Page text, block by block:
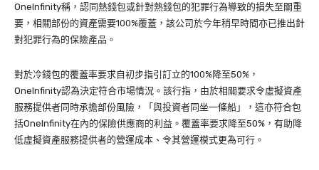
OneInfinity稱，認同熱錢包或針對熱錢包的犯罪行為導致的損失至關重
要，相關部份的資產需要100%覆蓋，該公司於今年稍早時間亦已推出針
對犯罪行為的保險產品。
對於冷錢包的覆蓋率要求自初步指引訂立的100%降至50%，
OneInfinity認為決定符合市場情況。該行指，由於相關要求令虛擬資產
服務提供者同時承擔部份風險，「與投資者同坐一條船」，這亦符合包
括OneInfinity在內的保險供應商的利益。覆蓋率要求降至50%，有助降
低虛擬資產服務提供者的營運成本、令其營運模式更為可行。